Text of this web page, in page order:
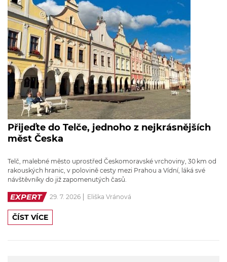
Přijeďte do Telče, jednoho z nejkrásnějších
měst Česka
Telč, malebné město uprostřed Českomoravské vrchoviny, 30 km od
rakouských hranic, v polovině cesty mezi Prahou a Vídní, láká své
návštěvníky do již zapomenutých časů.
EXPERT 29. 7. 2026 Eliška Vránová
ČÍST VÍCE